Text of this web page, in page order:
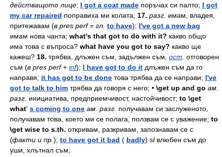
действащото лице; I got a coat made поръчах си палто; I got
my car repaired поправиха ми колата; 17. разг. имам, владея,
притежавам (в pres perf= гл. to have); I've got a new bag
имам нова чанта; what's that got to do with it? какво общо
има това с въпроса? what have you got to say? какво ще
кажеш? 18. трябва, длъжен съм, задължен съм, ост отговорен
съм (в pres perf + inf); I have got to do it длъжен съм да го
направя; it has got to be done това трябва да се направи; I've
got to talk to him трябва да говоря с него; • \get up and go ам.
разг. инициатива, предприемчивост, настойчивост; to \get
what' s coming to one ам. разг. получавам си заслуженото,
получавам това, което ми се полага, ползвам се с уважение; to
\get wise to s.th. откривам, разкривам, запознавам се с
(факти и пр. ); to have got it bad ( badly) sl влюбен съм до
уши, хлътнал съм;